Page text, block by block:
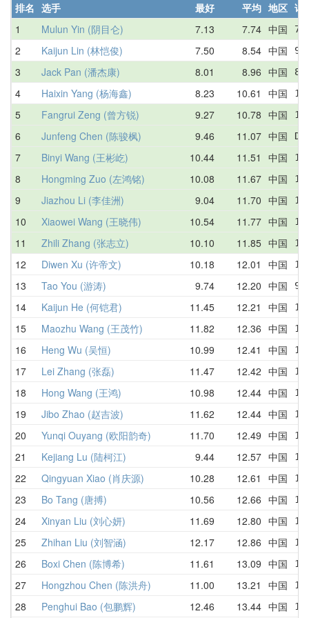
排名 选手 最好 平均 地区 详
1
Mulun Yin (阴目仑) 7.13 7.74 中国
2 Kaijun Lin (林恺俊) 7.50 8.54 中国
3 Jack Pan (潘杰康) 8.01 8.96 中国
4 Haixin Yang (杨海鑫) 8.23 10.61 中国
5 Fangrui Zeng (曾方锐) 9.27 10.78 中国
6 Junfeng Chen (陈骏枫) 9.46 11.07 中国
7 Binyi Wang (王彬屹) 10.44 11.51 中国
8 Hongming Zuo (左鸿铭) 10.08 11.67 中国
9 Jiazhou Li (李佳洲) 9.04 11.70 中国
10 Xiaowei Wang (王晓伟) 10.54 11.77 中国
11 Zhili Zhang (张志立) 10.10 11.85 中国
12 Diwen Xu (许帝文) 10.18 12.01 中国
13 Tao You (游涛) 9.74 12.20 中国
14 Kaijun He (何铠君) 11.45 12.21 中国
15 Maozhu Wang (王茂竹) 11.82 12.36 中国
16 Heng Wu (吴恒) 10.99 12.41 中国
17 Lei Zhang (张磊) 11.47 12.42 中国
18 Hong Wang (王鸿) 10.98 12.44 中国
19 Jibo Zhao (赵吉波) 11.62 12.44 中国
20 Yunqi Ouyang (欧阳韵奇) 11.70 12.49 中国
21 Kejiang Lu (陆柯江) 9.44 12.57 中国
22 Qingyuan Xiao (肖庆源) 10.28 12.61 中国
23 Bo Tang (唐搏) 10.56 12.66 中国
24 Xinyan Liu (刘心妍) 11.69 12.80 中国
25 Zhihan Liu (刘智涵) 12.17 12.86 中国
26 Boxi Chen (陈博希) 11.61 13.09 中国
27 Hongzhou Chen (陈洪舟) 11.00 13.21 中国
28 Penghui Bao (包鹏辉) 12.46 13.44 中国